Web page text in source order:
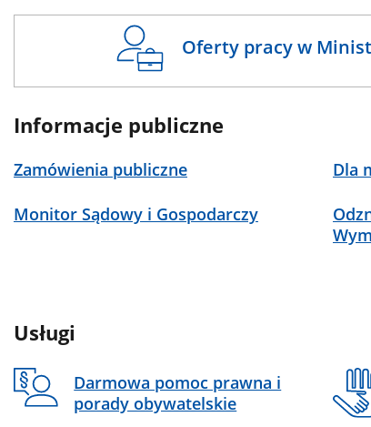
Oferty pracy w
Informacje publiczne
Zamówienia publiczne Dla
Monitor Sądowy i Gospodarczy
Usługi
Darmowa pomoc prawna i
porady obywatelskie